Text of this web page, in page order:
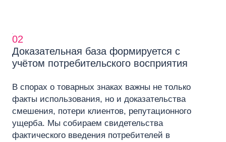
02
Доказательная база формируется с
учётом потребительского восприятия
В спорах о товарных знаках важны не только
факты использования, но и доказательства
смешения, потери клиентов, репутационного
ущерба. Мы собираем свидетельства
фактического введения потребителей в